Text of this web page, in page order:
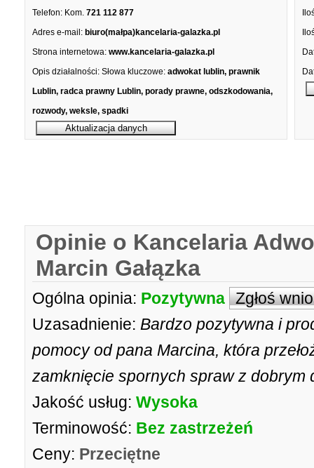
Telefon: Kom. 721 112 877
Adres e-mail: biuro(małpa)kancelaria-galazka.pl
Strona internetowa: www.kancelaria-galazka.pl
Opis działalności: Słowa kluczowe: adwokat lublin, prawnik
Lublin, radca prawny Lublin, porady prawne, odszkodowania,
rozwody, weksle, spadki
Opinie o Kancelaria
Marcin Gałązka
Ogólna opinia: Pozytywna Zgłoś
Uzasadnienie: Bardzo pozytywna i
pomocy od pana Marcina, która
zamknięcie spornych spraw z dobrym
Jakość usług: Wysoka
Terminowość: Bez zastrzeżeń
Ceny: Przeciętne